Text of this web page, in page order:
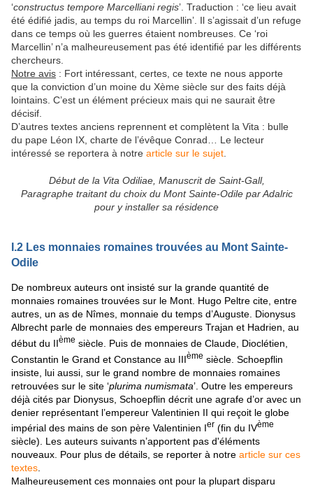
‘constructus tempore Marcelliani regis’. Traduction : ‘ce lieu avait
été édifié jadis, au temps du roi Marcellin’. Il s’agissait d’un refuge
dans ce temps où les guerres étaient nombreuses. Ce ‘roi
Marcellin’ n’a malheureusement pas été identifié par les différents
chercheurs.
Notre avis : Fort intéressant, certes, ce texte ne nous apporte
que la conviction d’un moine du Xème siècle sur des faits déjà
lointains. C’est un élément précieux mais qui ne saurait être
décisif.
D’autres textes anciens reprennent et complètent la Vita : bulle
du pape Léon IX, charte de l’évêque Conrad… Le lecteur
intéressé se reportera à notre article sur le sujet
Début de la Vita Odiliae, Manuscrit de Saint-Gall,
Paragraphe traitant du choix du Mont Sainte-Odile par Adalric
pour y installer sa résidence
I.2 Les monnaies romaines trouvées au Mont Sainte-
Odile
De nombreux auteurs ont insisté sur la grande quantité de
monnaies romaines trouvées sur le Mont. Hugo Peltre cite, entre
autres, un as de Nîmes, monnaie du temps d’Auguste. Dionysus
Albrecht parle de monnaies des empereurs Trajan et Hadrien, au
début du IIème siècle. Puis de monnaies de Claude, Dioclétien,
Constantin le Grand et Constance au IIIème siècle. Schoepflin
insiste, lui aussi, sur le grand nombre de monnaies romaines
retrouvées sur le site ‘plurima numismata’. Outre les empereurs
déjà cités par Dionysus, Schoepflin décrit une agrafe d’or avec un
denier représentant l’empereur Valentinien II qui reçoit le globe
impérial des mains de son père Valentinien Ier (fin du IVème
siècle). Les auteurs suivants n’apportent pas d'éléments
nouveaux. Pour plus de détails, se reporter à notre article sur ces
textes.
Malheureusement ces monnaies ont pour la plupart disparu